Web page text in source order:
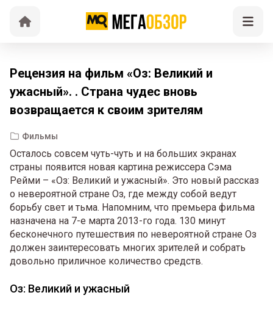
Рецензия на фильм «Оз: Великий и
ужасный». . Страна чудес вновь
возвращается к своим зрителям
Фильмы
Осталось совсем чуть-чуть и на больших экранах
страны появится новая картина режиссера Сэма
Рейми – «Оз: Великий и ужасный». Это новый рассказ
о невероятной стране Оз, где между собой ведут
борьбу свет и тьма. Напомним, что премьера фильма
назначена на 7-е марта 2013-го года. 130 минут
бесконечного путешествия по невероятной стране Оз
должен заинтересовать многих зрителей и собрать
довольно приличное количество средств.
Оз: Великий и ужасный